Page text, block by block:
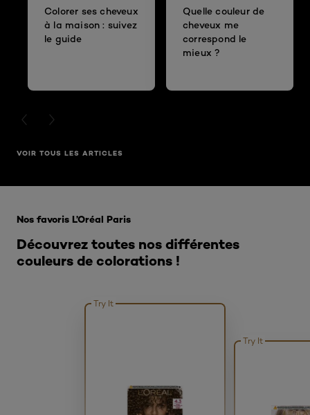
Colorer ses cheveux
à la maison : suivez
le guide
Quelle couleur de
cheveux me
correspond le
mieux ?
PREVIOUS CARD
NEXT CARD
VOIR TOUS LES ARTICLES
Découvrez toutes nos différentes
couleurs de colorations !
Nos favoris L’Oréal Paris
Try It
Try It